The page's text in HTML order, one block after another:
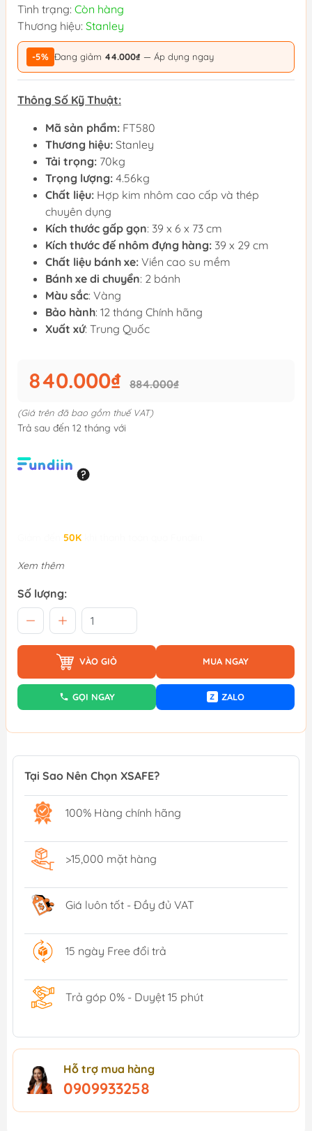
Tình trạng: Còn hàng
Thương hiệu: Stanley
-5% Đang giảm 44.000₫ — Áp dụng ngay
Thông Số Kỹ Thuật:
Mã sản phẩm: FT580
Thương hiệu: Stanley
Tải trọng: 70kg
Trọng lượng: 4.56kg
Chất liệu: Hợp kim nhôm cao cấp và thép
chuyên dụng
Kích thước gấp gọn: 39 x 6 x 73 cm
Kích thước đế nhôm đựng hàng: 39 x 29 cm
Chất liệu bánh xe: Viền cao su mềm
Bánh xe di chuyển: 2 bánh
Màu sắc: Vàng
Bảo hành: 12 tháng Chính hãng
Xuất xứ: Trung Quốc
840.000₫ 884.000₫
(Giá trên đã bao gồm thuế VAT)
Trả sau đến 12 tháng với
50K
Xem thêm
Số lượng:
VÀO GIỎ MUA NGAY
GỌI NGAY Z ZALO
Tại Sao Nên Chọn XSAFE?
100% Hàng chính hãng
>15,000 mặt hàng
Giá luôn tốt - Đầy đủ VAT
15 ngày Free đổi trả
Trả góp 0% - Duyệt 15 phút
Hỗ trợ mua hàng
0909933258